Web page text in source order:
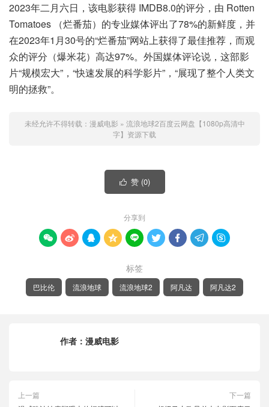
2023年二月六日，该电影获得 IMDB8.0的评分，由 Rotten
Tomatoes （烂番茄）的专业媒体评出了78%的新鲜度，并
在2023年1月30号的“烂番茄”网站上获得了最佳推荐，而观
众的评分（爆米花）高达97%。外国媒体评论说，这部影
片“规模宏大”，“快速发展的科学影片”，“展现了整个人类文
明的拯救”。
未经允许不得转载： 漫威电影 » 流浪地球2百度云网盘【1080p高清中
字】资源下载
 赞 (0)
分享到
        
标签
巴比伦 流浪地球 流浪地球2 阿凡达 阿凡达2
作者： 漫威电影
上一篇
下一篇